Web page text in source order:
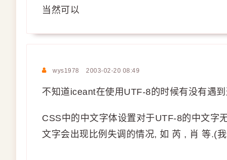
当然可以
wys1978 2003-02-20 08:49
不知道iceant在使用UTF-8的时候有没有遇
CSS中的中文字体设置对于UTF-8的中文字
文字会出现比例失调的情况, 如 芮 , 肖 等.(